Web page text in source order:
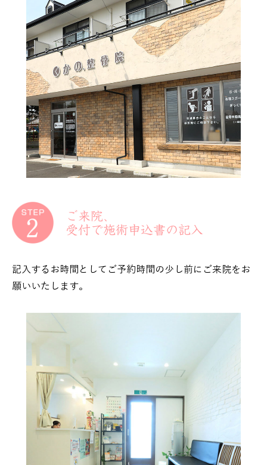
ご来院、
受付で施術申込書の記入
記入するお時間としてご予約時間の少し前にご来院をお
願いいたします。